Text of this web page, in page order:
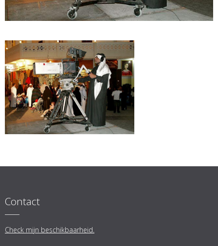
Contact
Check mijn beschikbaarheid.